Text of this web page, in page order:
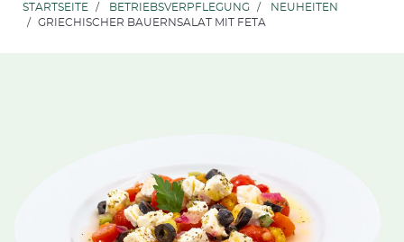
STARTSEITE BETRIEBSVERPFLEGUNG
NEUHEITEN
GRIECHISCHER BAUERNSALAT MIT FETA